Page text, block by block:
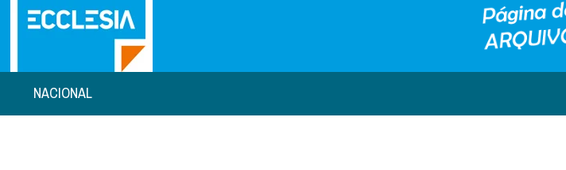
NACIONAL